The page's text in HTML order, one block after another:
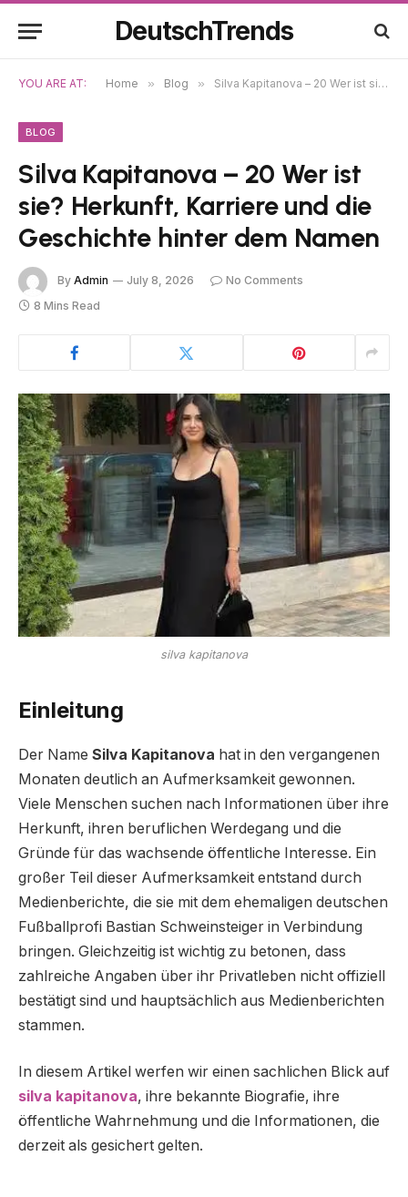
DeutschTrends
YOU ARE AT: Home » Blog » Silva Kapitanova – 20 Wer ist sie? Herkunft, Karriere und die Geschichte hinter dem Namen
BLOG
Silva Kapitanova – 20 Wer ist
sie? Herkunft, Karriere und die
Geschichte hinter dem Namen
By Admin July 8, 2026
No Comments
8 Mins Read
silva kapitanova
Einleitung
Der Name Silva Kapitanova hat in den vergangenen
Monaten deutlich an Aufmerksamkeit gewonnen.
Viele Menschen suchen nach Informationen über ihre
Herkunft, ihren beruflichen Werdegang und die
Gründe für das wachsende öffentliche Interesse. Ein
großer Teil dieser Aufmerksamkeit entstand durch
Medienberichte, die sie mit dem ehemaligen deutschen
Fußballprofi Bastian Schweinsteiger in Verbindung
bringen. Gleichzeitig ist wichtig zu betonen, dass
zahlreiche Angaben über ihr Privatleben nicht offiziell
bestätigt sind und hauptsächlich aus Medienberichten
stammen.
In diesem Artikel werfen wir einen sachlichen Blick auf
silva kapitanova, ihre bekannte Biografie, ihre
öffentliche Wahrnehmung und die Informationen, die
derzeit als gesichert gelten.